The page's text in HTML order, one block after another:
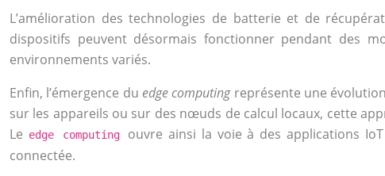
L’amélioration des technologies de batterie et de
dispositifs peuvent désormais fonctionner pendant des
environnements variés.
Enfin, l’émergence du edge computing représente une
sur les appareils ou sur des nœuds de calcul locaux, cette
Le edge computing ouvre ainsi la voie à des applications
connectée.